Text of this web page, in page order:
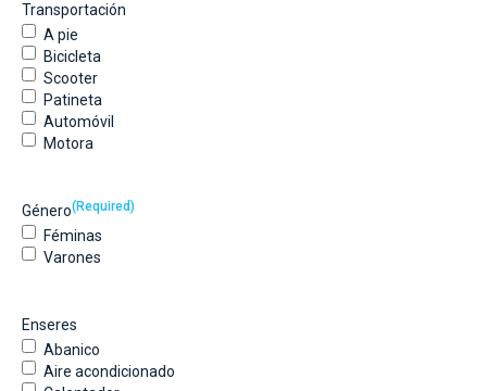
Transportación
A pie
Bicicleta
Scooter
Patineta
Automóvil
Motora
Género(Required)
Féminas
Varones
Enseres
Abanico
Aire acondicionado